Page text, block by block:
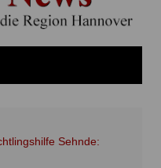
Sehnde: